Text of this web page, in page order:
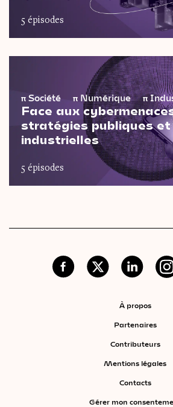
5 épisodes
π Société π Numérique π
Face aux
stratégies publiques et
industrielles
5 épisodes
À propos
Partenaires
Contributeurs
Mentions légales
Contacts
Gérer mon